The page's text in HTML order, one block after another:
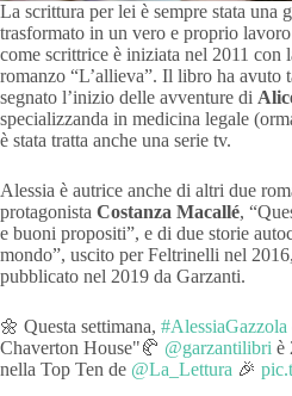
La scrittura per lei è sempre stata una
trasformato in un vero e proprio
come scrittrice è iniziata nel 2011 con
romanzo “L’allieva”. Il libro ha avuto
segnato l’inizio delle avventure di
specializzanda in medicina legale
è stata tratta anche una serie tv.
Alessia è autrice anche di altri due
protagonista Costanza Macallé,
e buoni propositi”, e di due storie
mondo”, uscito per Feltrinelli nel
pubblicato nel 2019 da Garzanti.
🌼 Questa settimana, #AlessiaGazzola
Chaverton House"🥐 @garzantilibri è
nella Top Ten de @La_Lettura 🎉